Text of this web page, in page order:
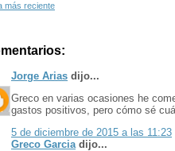
más reciente
Jorge Arias dijo...
Greco en varias ocasiones he
gastos positivos, pero cómo sé
5 de diciembre de 2015 a las 11:23
Greco Garciadijo...